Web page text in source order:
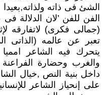
الشئ فى ذاته
الفن للفن ’لان الدلالة
(جمالى فكرى) لاتفارقه
تعبر عن عالمه (الذاتى
يتحرك فيه الشاعر
والغرب وحضارة
داخل بنية النص ,خيال
على إنحياز الشاعر